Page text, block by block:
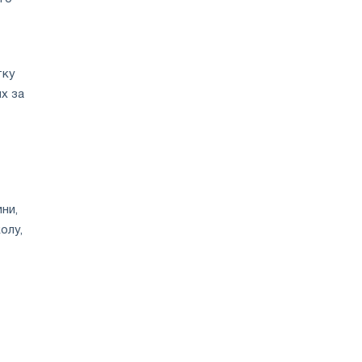
за